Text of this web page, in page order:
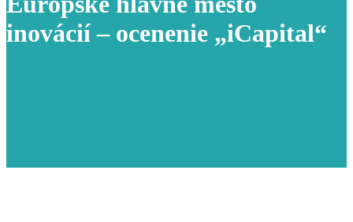
inovácií – ocenenie „iCapital“